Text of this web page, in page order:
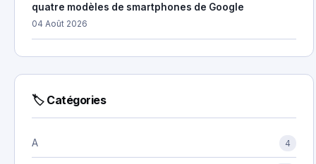
quatre modèles de smartphones de Google
04 Août 2026
🏷 Catégories
A 4